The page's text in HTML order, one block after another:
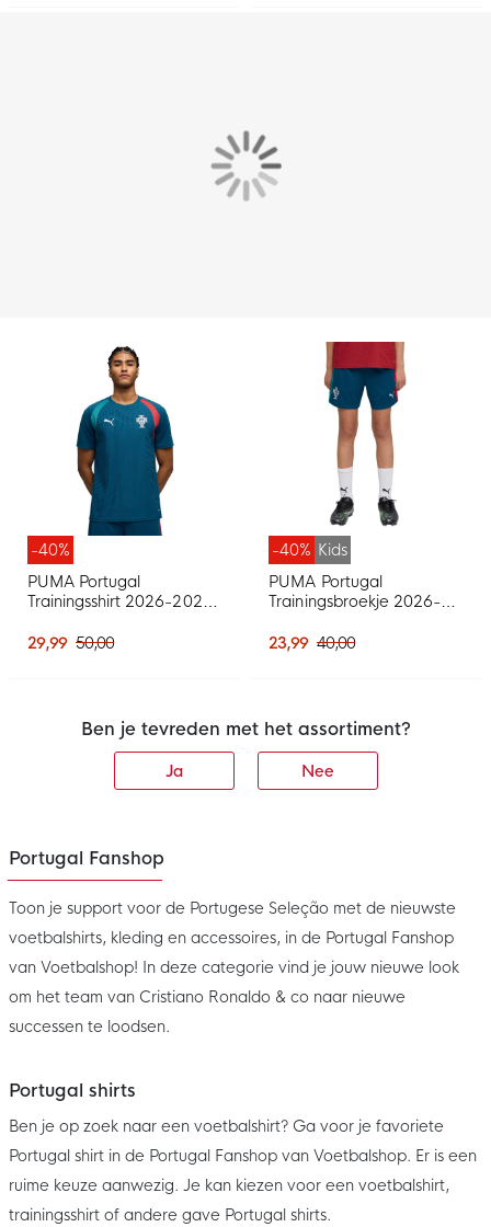
-40%
PUMA Portugal
Trainingsshirt 2026-2028
29,99 50,00
-40% Kids
PUMA Portugal
Trainingsbroekje 2026-
Wit
23,99 40,00
Ben je tevreden met het assortiment?
Ja Nee
Portugal Fanshop
Toon je support voor de Portugese Seleção met de nieuwste
voetbalshirts, kleding en accessoires, in de Portugal Fanshop
van Voetbalshop! In deze categorie vind je jouw nieuwe look
om het team van Cristiano Ronaldo & co naar nieuwe
successen te loodsen.
Portugal shirts
Ben je op zoek naar een voetbalshirt? Ga voor je favoriete
Portugal shirt in de Portugal Fanshop van Voetbalshop. Er is een
ruime keuze aanwezig. Je kan kiezen voor een voetbalshirt,
trainingsshirt of andere gave Portugal shirts.